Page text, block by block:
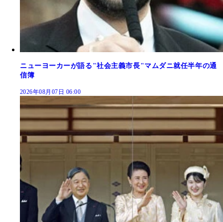
ニューヨーカーが語る"社会主義市長"マムダニ就任半年の通
信簿
2026年08月07日 06:00